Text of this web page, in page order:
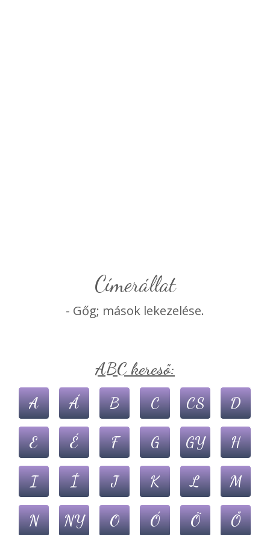
címerállat
- Gőg; mások lekezelése.
ABC kereső:
A Á B C CS D
E É F G GY H
I Í J K L M
N NY O Ó Ö Ő